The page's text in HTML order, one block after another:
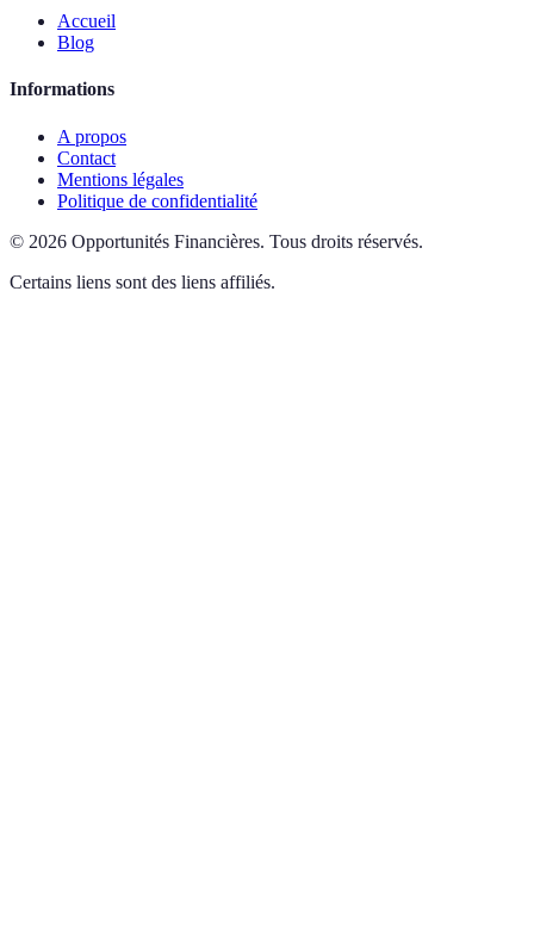
Accueil
Blog
Informations
A propos
Contact
Mentions légales
Politique de confidentialité
© 2026 Opportunités Financières. Tous droits réservés.
Certains liens sont des liens affiliés.